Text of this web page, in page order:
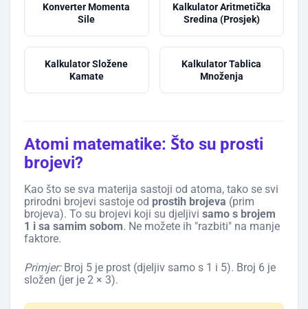
Konverter Momenta
Sile
Kalkulator Aritmetička
Sredina (Prosjek)
Kalkulator Složene
Kamate
Kalkulator Tablica
Množenja
Atomi matematike: Što su prosti
brojevi?
Kao što se sva materija sastoji od atoma, tako se svi
prirodni brojevi sastoje od prostih brojeva (prim
brojeva). To su brojevi koji su djeljivi samo s brojem
1 i sa samim sobom. Ne možete ih "razbiti" na manje
faktore.
Primjer:Broj 5 je prost (djeljiv samo s 1 i 5). Broj 6 je
složen (jer je 2 × 3).